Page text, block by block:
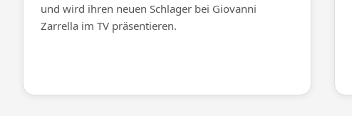
und wird ihren neuen Schlager bei Giovanni
Zarrella im TV präsentieren.